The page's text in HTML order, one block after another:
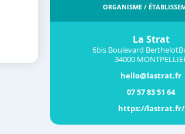
ORGANISME /
La Strat
6bis Boulevard
34000
hello@lastrat.fr
07 57 83 51 64
https://lastrat.fr/